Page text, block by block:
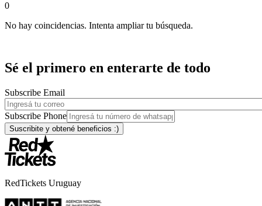
0
No hay coincidencias. Intenta ampliar tu búsqueda.
Sé el primero en enterarte de todo
Subscribe Email
Subscribe Phone
RedTickets Uruguay